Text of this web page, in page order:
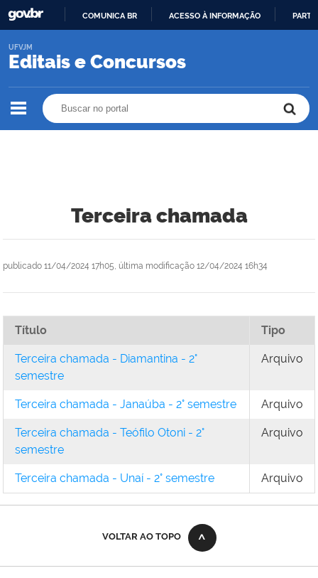
O
COMUNICA BR ACESSO À INFORMAÇÃO
Editais e Concursos
UFVJM
Terceira chamada
publicado 11/04/2024 17h05, última modificação 12/04/2024 16h34
Título Tipo
Terceira chamada - Diamantina - 2°
semestre
Arquivo
Terceira chamada - Janaúba - 2° semestre Arquivo
Terceira chamada - Teófilo Otoni - 2°
semestre
Arquivo
Terceira chamada - Unaí - 2° semestre Arquivo
VOLTAR AO TOPO